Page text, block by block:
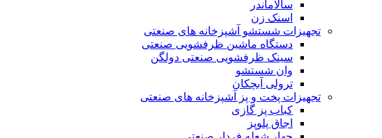
سالاماندر
اسنک زن
تجهیزات شستشو آشپزخانه های صنعتی
دستگاه ماشین ظرفشویی صنعتی
سینک ظرفشویی صنعتی دولگن
وان شستشو
ترولی آبچکان
تجهیزات پخت و پز آشپزخانه های صنعتی
کباب پز گازی
اجاق پلوپز